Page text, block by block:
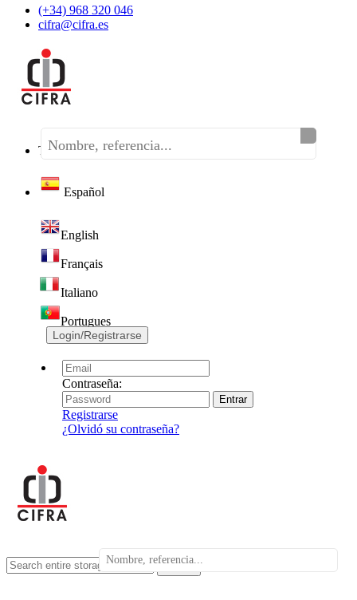
(+34) 968 320 046
cifra@cifra.es
Teléfono:(+34) 968 320 046
Español
English
Français
Italiano
Portugues
Login/Registrarse
Contraseña:
Registrarse
¿Olvidó su contraseña?
search